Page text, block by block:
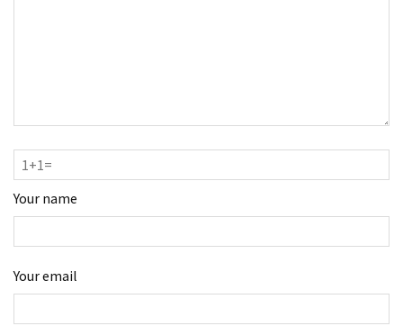
Your name
Your email